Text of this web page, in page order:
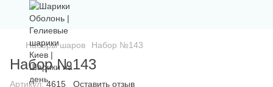
Наборы шаров Набор №143
Набор №143
Артикул:4615 Оставить отзыв